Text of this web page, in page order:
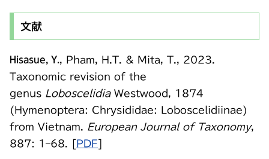
文献
Hisasue, Y., Pham, H.T. & Mita, T., 2023.
Taxonomic revision of the
genus LoboscelidiaWestwood, 1874
(Hymenoptera: Chrysididae: Loboscelidiinae)
from Vietnam.
European Journal of Taxonomy,
887: 1–68. [
PDF